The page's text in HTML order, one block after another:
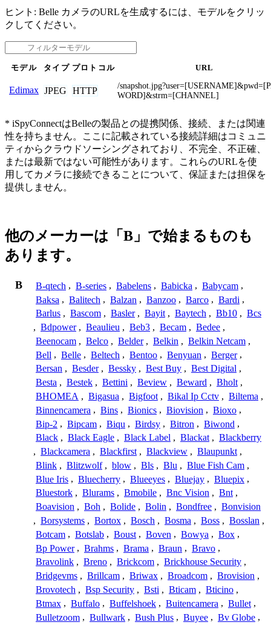
ヒント: Belle カメラのURLを生成するには、モデルをクリッ
クしてください。
モデル タイプ プロトコル URL
Edimax JPEG HTTP
/
WORD]&strm=[CHANNEL]
* iSpyConnectはBelleの製品との提携関係、接続、または関連
性を持ちません。ここに記載されている接続詳細はコミュニ
ティからクラウドソーシングされており、不完全、不正確、
または最新ではない可能性があります。これらのURLを使
用してカメラに接続できることについて、保証または担保を
提供しません。
他のメーカーは「B」で始まるものも
あります。
B B-qtech , B-series , Babelens , Babicka , Babycam ,
Baksa , Balitech , Balzan , Banzoo , Barco , Bardi ,
Barlus , Bascom , Basler , Bayit , Baytech , Bb10 , Bcs
, Bdpower , Beaulieu , Beb3 , Becam , Bedee ,
Beenocam , Belco , Belder , Belkin , Belkin Netcam ,
Bell , Belle , Beltech , Bentoo , Benyuan , Berger ,
Bersan , Besder , Bessky , Best Buy , Best Digital ,
Besta , Bestek , Bettini , Beview , Beward , Bholt ,
BHOMEA , Bigasua , Bigfoot , Bikal Ip Cctv , Biltema ,
Binnencamera , Bins , Bionics , Biovision , Bioxo ,
Bip-2 , Bipcam , Biqu , Birdsy , Bitron , Biwond ,
Black , Black Eagle , Black Label , Blackat , Blackberry
, Blackcamera , Blackfirst , Blackview , Blaupunkt ,
Blink , Blitzwolf , blow , Bls , Blu , Blue Fish Cam ,
Blue Iris , Bluecherry , Blueeyes , Bluejay , Bluepix ,
Bluestork , Blurams , Bmobile , Bnc Vision , Bnt ,
Boavision , Boh , Bolide , Bolin , Bondfree , Bonvision
, Borsystems , Bortox , Bosch , Bosma , Boss , Bosslan ,
Botcam , Botslab , Boust , Boven , Bowya , Box ,
Bp Power , Brahms , Brama , Braun , Bravo ,
Bravolink , Breno , Brickcom , Brickhouse Security ,
Bridgevms , Brillcam , Briwax , Broadcom , Brovision ,
Brovotech , Bsp Security , Bsti , Bticam , Bticino ,
Btmax , Buffalo , Buffelshoek , Buitencamera , Bullet ,
Bulletzoom , Bullwark , Bush Plus , Buyee , Bv Globe ,